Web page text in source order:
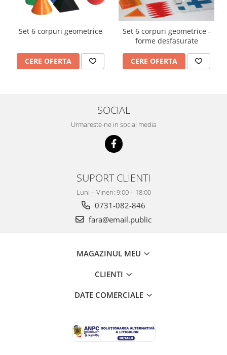
Tehnologie Educationala
Kit Robotic Educational
Mobilier Invatamant
Mobilier Depozitare
Set Banca si Scaune Elevi
Dulapuri,Biblioteci si Cuiere
Mobilier Laboratoare
Catedre si mese
Catedre,Mese,Birouri
Materiale Didactice si Jocuri
Set 6 corpuri geometrice
CERE OFERTA
Set 6 corpuri geometrice -
forme desfasurate
CERE OFERTA
SOCIAL
Urmareste-ne in social media
SUPORT CLIENTI
Luni – Vineri: 9:00 – 18:00
0731-082-846
fara@email.public
MAGAZINUL MEU
CLIENTI
DATE COMERCIALE